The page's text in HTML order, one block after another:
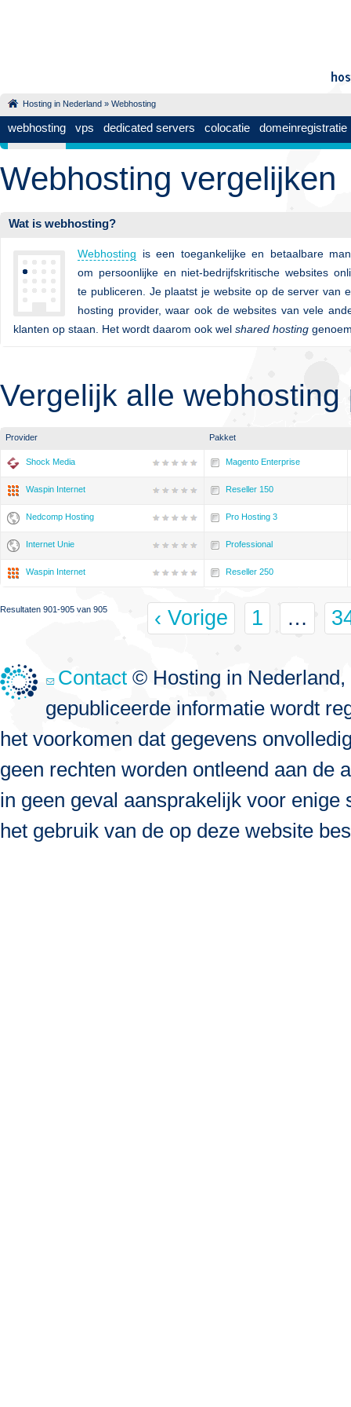
Hosting in Nederland » Webhosting
webhosting vps dedicated servers colocatie domeinregistratie
Webhosting vergelijken
Wat is webhosting?
Webhosting is een toegankelijke en betaalbare
om persoonlijke en niet-bedrijfskritische websites
te publiceren. Je plaatst je website op de server van
hosting provider, waar ook de websites van vele
klanten op staan. Het wordt daarom ook wel shared hosting
Vergelijk alle
Provider Pakket
Shock Media Magento Enterprise
Waspin Internet Reseller 150
Nedcomp Hosting Pro Hosting 3
Internet Unie Professional
Waspin Internet Reseller 250
Resultaten 901-905 van 905 ‹ Vorige 1 …
Contact © Hosting in
gepubliceerde informatie wordt
het voorkomen dat gegevens
geen rechten worden ontleend aan de
in geen geval aansprakelijk voor
het gebruik van de op deze website